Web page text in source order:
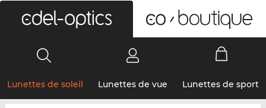
Lunettes de soleil Lunettes de vue Lunettes de sport